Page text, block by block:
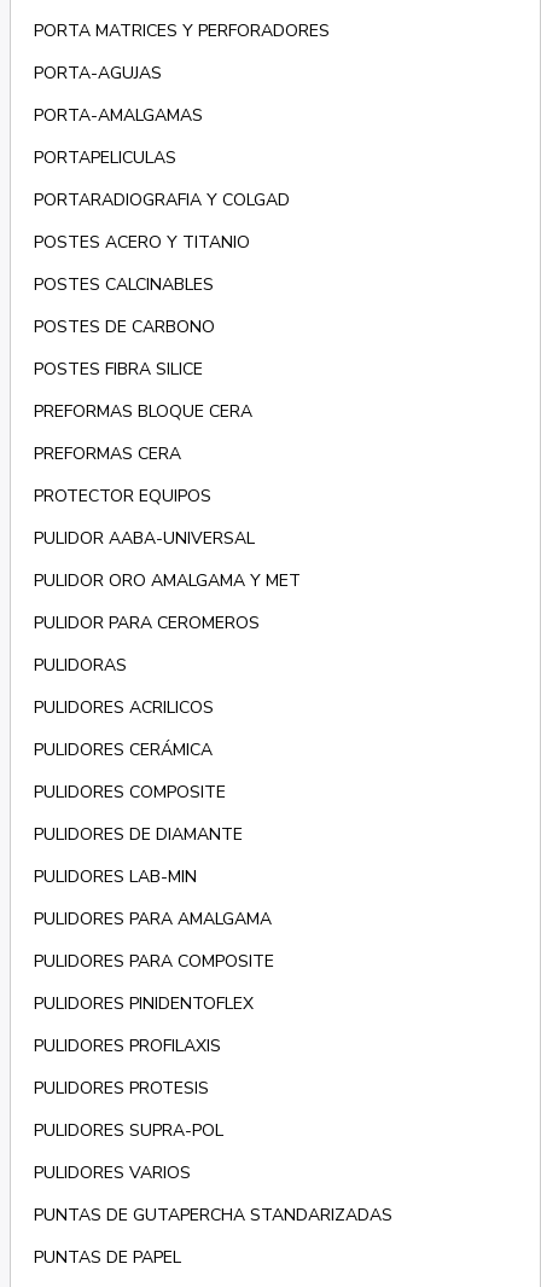
PORTA MATRICES Y PERFORADORES
PORTA-AGUJAS
PORTA-AMALGAMAS
PORTAPELICULAS
PORTARADIOGRAFIA Y COLGAD
POSTES ACERO Y TITANIO
POSTES CALCINABLES
POSTES DE CARBONO
POSTES FIBRA SILICE
PREFORMAS BLOQUE CERA
PREFORMAS CERA
PROTECTOR EQUIPOS
PULIDOR AABA-UNIVERSAL
PULIDOR ORO AMALGAMA Y MET
PULIDOR PARA CEROMEROS
PULIDORAS
PULIDORES ACRILICOS
PULIDORES CERÁMICA
PULIDORES COMPOSITE
PULIDORES DE DIAMANTE
PULIDORES LAB-MIN
PULIDORES PARA AMALGAMA
PULIDORES PARA COMPOSITE
PULIDORES PINIDENTOFLEX
PULIDORES PROFILAXIS
PULIDORES PROTESIS
PULIDORES SUPRA-POL
PULIDORES VARIOS
PUNTAS DE GUTAPERCHA STANDARIZADAS
PUNTAS DE PAPEL